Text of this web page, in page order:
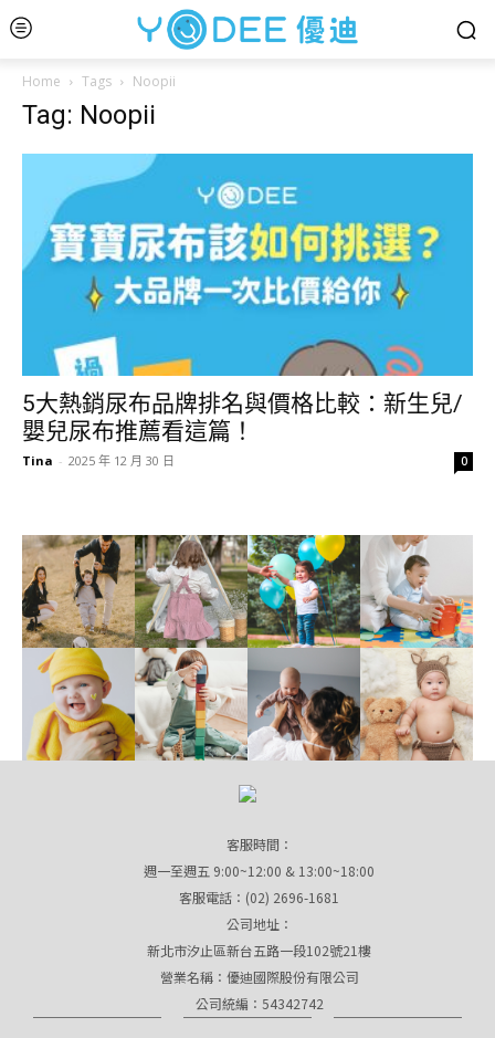
Home Tags Noopii
Tag: Noopii
5大熱銷尿布品牌排名與價格比較：新生兒/
嬰兒尿布推薦看這篇！
Tina - 2025 年 12 月 30 日 0
客服時間：
週一至週五 9:00~12:00 & 13:00~18:00
客服電話：(02) 2696-1681
公司地址：
新北市汐止區新台五路一段102號21樓
營業名稱：優迪國際股份有限公司
公司統編：54342742